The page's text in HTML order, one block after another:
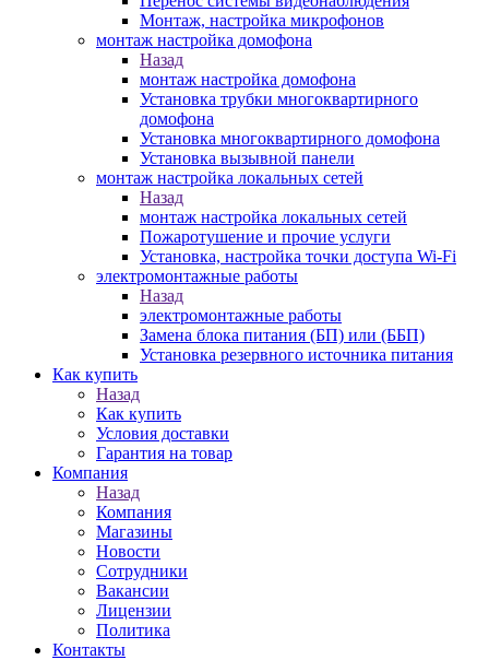
Монтаж, настройка микрофонов
монтаж настройка домофона
Назад
монтаж настройка домофона
Установка трубки многоквартирного
домофона
Установка многоквартирного домофона
Установка вызывной панели
монтаж настройка локальных сетей
Назад
монтаж настройка локальных сетей
Пожаротушение и прочие услуги
Установка, настройка точки доступа Wi-Fi
электромонтажные работы
Назад
электромонтажные работы
Замена блока питания (БП) или (ББП)
Установка резервного источника питания
Как купить
Назад
Как купить
Условия доставки
Гарантия на товар
Компания
Назад
Компания
Магазины
Новости
Сотрудники
Вакансии
Лицензии
Политика
Контакты